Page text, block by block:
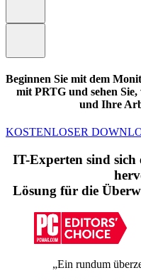
Beginnen Sie mit dem
mit PRTG und sehen
und Ihre
KOSTENLOSER
IT-Experten sind sich
Lösung für die
„Ein rundum